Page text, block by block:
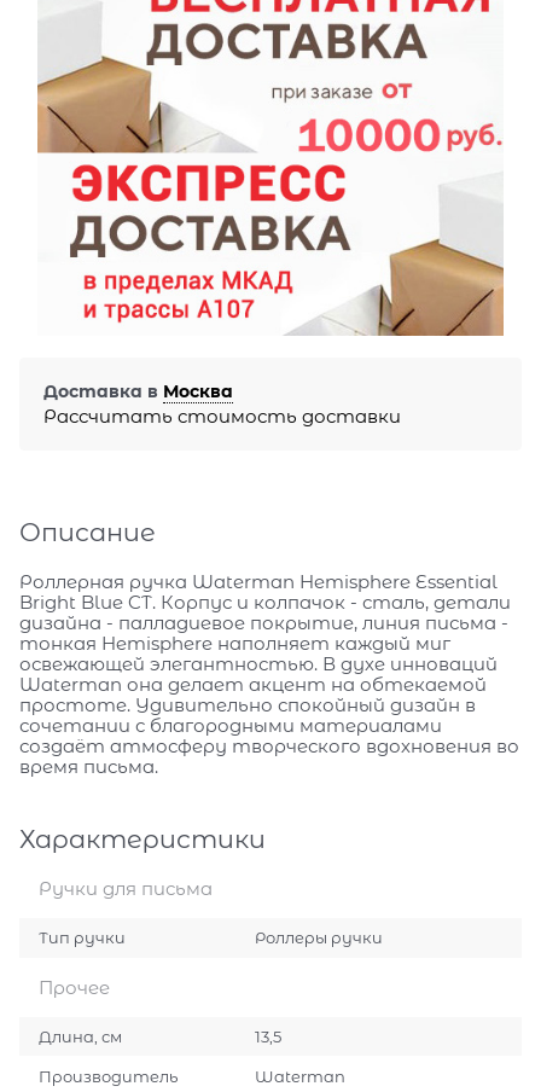
Доставка в Москва
Рассчитать стоимость доставки
Описание
Роллерная ручка Waterman Hemisphere Essential
Bright Blue CT. Корпус и колпачок - сталь, детали
дизайна - палладиевое покрытие, линия письма -
тонкая Hemisphere наполняет каждый миг
освежающей элегантностью. В духе инноваций
Waterman она делает акцент на обтекаемой
простоте. Удивительно спокойный дизайн в
сочетании с благородными материалами
создаёт атмосферу творческого вдохновения во
время письма.
Характеристики
Ручки для письма
Тип ручки Роллеры ручки
Прочее
Длина, см 13,5
Производитель Waterman